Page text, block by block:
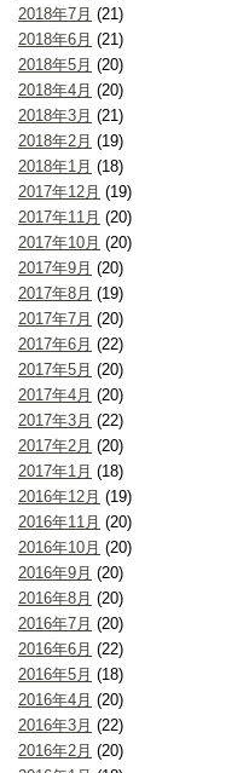
2018年7月 (21)
2018年6月 (21)
2018年5月 (20)
2018年4月 (20)
2018年3月 (21)
2018年2月 (19)
2018年1月 (18)
2017年12月 (19)
2017年11月 (20)
2017年10月 (20)
2017年9月 (20)
2017年8月 (19)
2017年7月 (20)
2017年6月 (22)
2017年5月 (20)
2017年4月 (20)
2017年3月 (22)
2017年2月 (20)
2017年1月 (18)
2016年12月 (19)
2016年11月 (20)
2016年10月 (20)
2016年9月 (20)
2016年8月 (20)
2016年7月 (20)
2016年6月 (22)
2016年5月 (18)
2016年4月 (20)
2016年3月 (22)
2016年2月 (20)